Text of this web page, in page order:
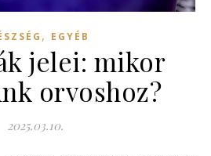
, EGYÉB
jelei: mikor
orvoshoz?
2025.03.10.